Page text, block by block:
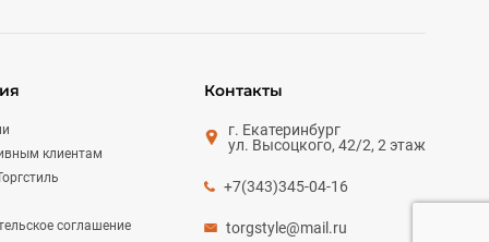
клиентам
соглашение
Контакты
г. Екатеринбург
ул. Высоцкого, 42/2, 2 этаж
+7(343)345-04-16
torgstyle@mail.ru